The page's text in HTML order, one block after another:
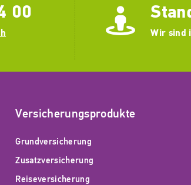
00
Wir sind
Versicherungsprodukte
Grundversicherung
Zusatzversicherung
Reiseversicherung